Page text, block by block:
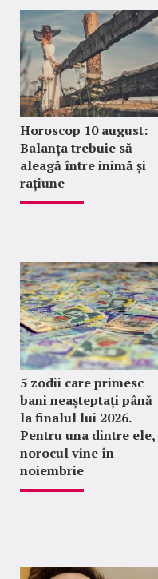
Horoscop 10 august:
Balanța trebuie să
aleagă între inimă și
rațiune
5 zodii care primesc
bani neașteptați până
la finalul lui 2026.
Pentru una dintre ele,
norocul vine în
noiembrie